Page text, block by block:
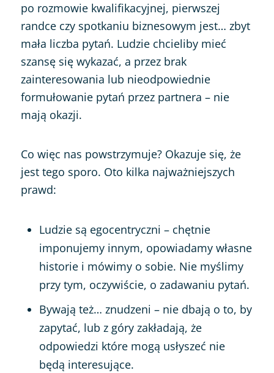
po rozmowie kwalifikacyjnej, pierwszej
randce czy spotkaniu biznesowym jest… zbyt
mała liczba pytań. Ludzie chcieliby mieć
szansę się wykazać, a przez brak
zainteresowania lub nieodpowiednie
formułowanie pytań przez partnera – nie
mają okazji.
Co więc nas powstrzymuje? Okazuje się, że
jest tego sporo. Oto kilka najważniejszych
prawd:
Ludzie są egocentryczni – chętnie
imponujemy innym, opowiadamy własne
historie i mówimy o sobie. Nie myślimy
przy tym, oczywiście, o zadawaniu pytań.
Bywają też… znudzeni – nie dbają o to, by
zapytać, lub z góry zakładają, że
odpowiedzi które mogą usłyszeć nie
będą interesujące.